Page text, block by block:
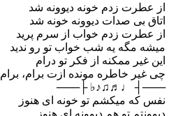
از عطرت زدم خونه دیوونه شد
اتاق بی صدات دیوونه خونه شد
از عطرت زدم خواب از سرم پرید
میشه مگه یه شب خواب تو رو ندید
این غیر ممکنه از فکر تو درام
چی غیر خاطره مونده ازت برام، برام
───┤ ♩♬♫♪♭ ├───
نفس که میکشم تو خونه ای هنوز
دیوونتم تو هم دیوونه ای هنوز